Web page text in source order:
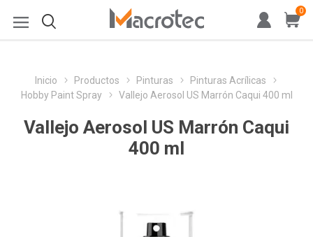
0
Inicio Productos Pinturas
Pinturas Acrílicas
Hobby Paint Spray
Vallejo Aerosol US Marrón Caqui 400 ml
Vallejo Aerosol US Marrón Caqui
400 ml